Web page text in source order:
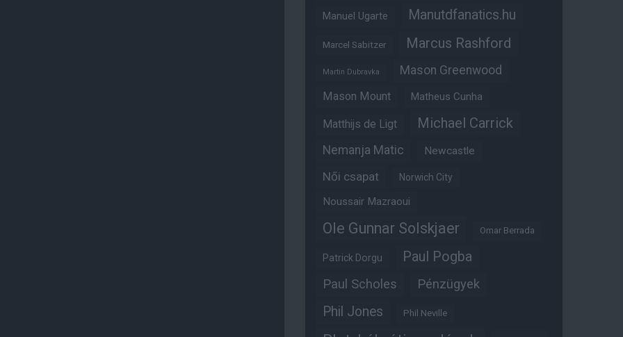
Manuel Ugarte Manutdfanatics.hu
Marcel Sabitzer Marcus Rashford
Martin Dubravka Mason Greenwood
Mason Mount Matheus Cunha
Matthijs de Ligt Michael Carrick
Nemanja Matic Newcastle
Női csapat Norwich City
Noussair Mazraoui
Ole Gunnar Solskjaer Omar Berrada
Patrick Dorgu Paul Pogba
Paul Scholes Pénzügyek
Phil Jones Phil Neville